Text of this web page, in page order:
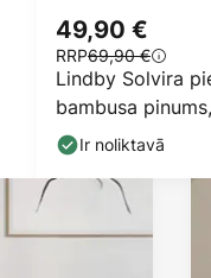
Lindby Solvira
bambusa
49,90 €
RRP69,90 €
Ir noliktavā